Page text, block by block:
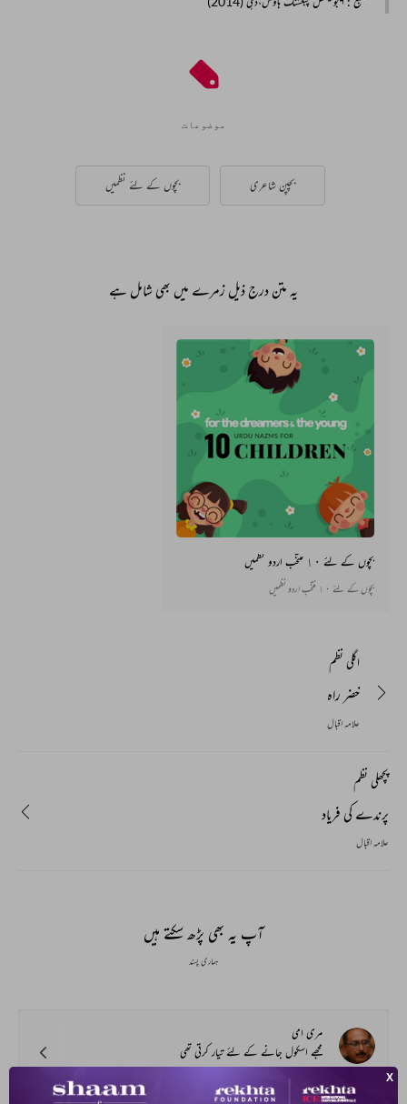
موضوعات
بچپن شاعری بچوں کے لئے نظمیں
یہ متن درج ذیل زمرے میں بھی شامل ہے
بچوں کے لئے ١٠ منتخب اردو نظمیں
بچوں کے لئے ١٠ منتخب اردو نظمیں
اگلی نظم
خضر راہ
علامہ اقبال
پچھلی نظم
پرندے کی فریاد
علامہ اقبال
آپ یہ بھی پڑھ سکتے ہیں
ہماری پسند
مری امی
مجھے اسکول جانے کے لئے تیار کرتی تھی
قمر رضا شہزاد